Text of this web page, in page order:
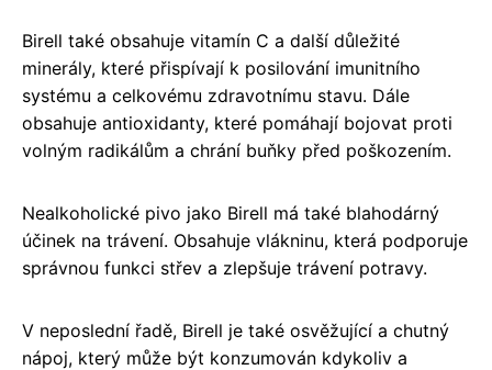
Birell také obsahuje vitamín C a další důležité
minerály, které přispívají k posilování imunitního
systému a celkovému zdravotnímu stavu. Dále
obsahuje antioxidanty, které pomáhají bojovat proti
volným radikálům a chrání buňky před poškozením.
Nealkoholické pivo jako Birell má také blahodárný
účinek na trávení. Obsahuje vlákninu, která podporuje
správnou funkci střev a zlepšuje trávení potravy.
V neposlední řadě, Birell je také osvěžující a chutný
nápoj, který může být konzumován kdykoliv a